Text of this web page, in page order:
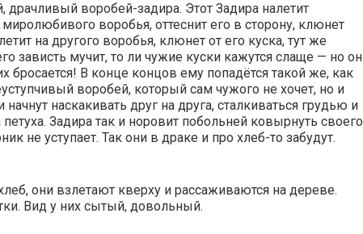
воробей-задира. Этот Задира налетит
воробья, оттеснит его в сторону, клюнет
на другого воробья, клюнет от его куска, тут же
зависть мучит, то ли чужие куски кажутся слаще — но он
бросается! В конце концов ему попадётся такой же, как
воробей, который сам чужого не хочет, но и
начнут наскакивать друг на друга, сталкиваться грудью и
Задира так и норовит побольней ковырнуть своего
не уступает. Так они в драке и про хлеб-то забудут.
они взлетают кверху и рассаживаются на дереве.
Вид у них сытый, довольный.